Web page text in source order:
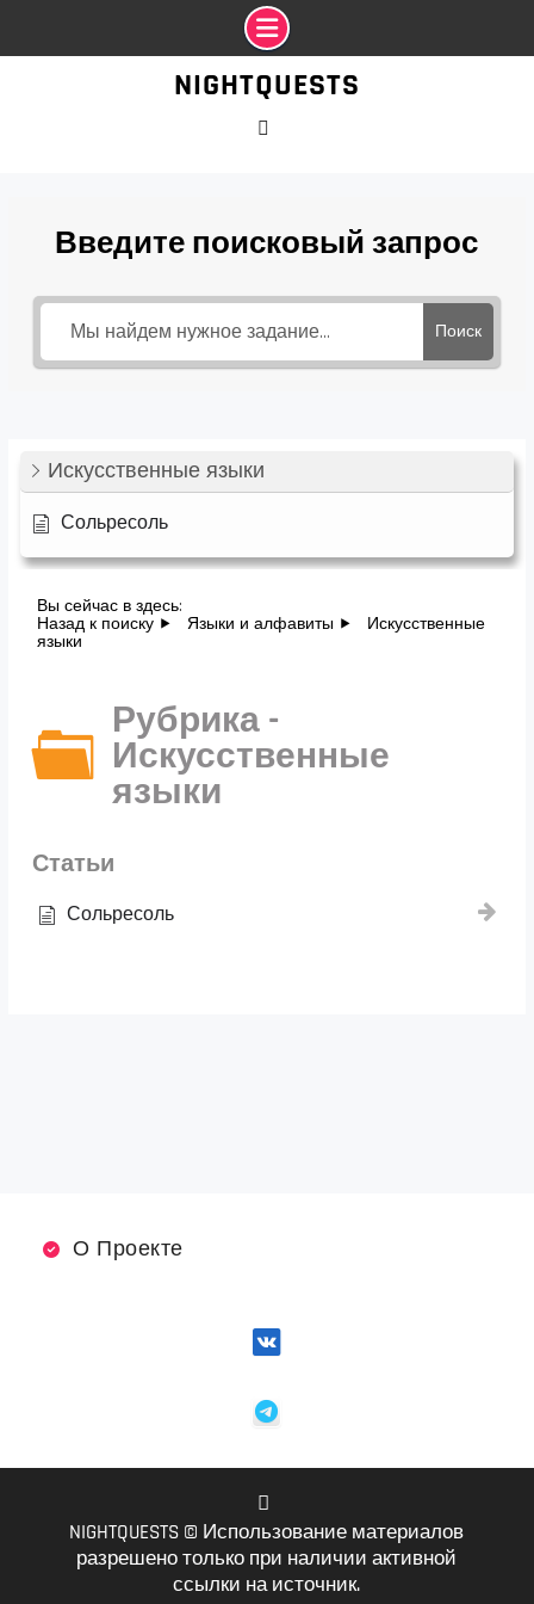
NIGHTQUESTS
Введите поисковый запрос
Поиск
Искусственные языки
Сольресоль
Вы сейчас в здесь:
Назад к поиску
Языки и алфавиты
Искусственные
языки
Рубрика -
Искусственные
языки
Статьи
Сольресоль
О Проекте
VK
NIGHTQUESTS © Использование материалов
разрешено только при наличии активной
ссылки на источник.